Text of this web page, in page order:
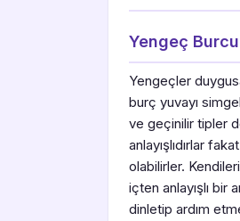
Yengeç
Yengeçler
burç yuvayı
ve geçinilir tipler
anlayışlıdırlar
olabilirler.
içten anlayışlı bir
dinletip ardım